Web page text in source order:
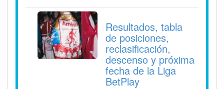
Resultados, tabla
de posiciones,
reclasificación,
descenso y próxima
fecha de la Liga
BetPlay